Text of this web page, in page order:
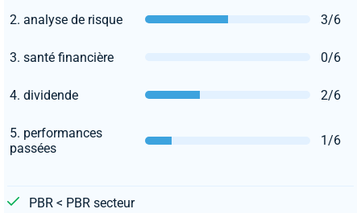
2. analyse de risque 3/6
3. santé financière 0/6
4. dividende 2/6
5. performances
passées
1/6
PBR < PBR secteur